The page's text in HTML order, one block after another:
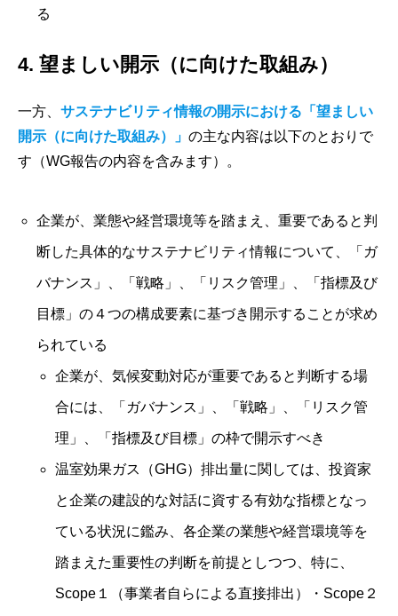
る
4. 望ましい開示（に向けた取組み）
一方、 サステナビリティ情報の開示における「望ましい
開示（に向けた取組み）」 の主な内容は以下のとおりで
す（WG報告の内容を含みます）。
企業が、業態や経営環境等を踏まえ、重要であると判
断した具体的なサステナビリティ情報について、「ガ
バナンス」、「戦略」、「リスク管理」、「指標及び
目標」の４つの構成要素に基づき開示することが求め
られている
企業が、気候変動対応が重要であると判断する場
合には、「ガバナンス」、「戦略」、「リスク管
理」、「指標及び目標」の枠で開示すべき
温室効果ガス（GHG）排出量に関しては、投資家
と企業の建設的な対話に資する有効な指標となっ
ている状況に鑑み、各企業の業態や経営環境等を
踏まえた重要性の判断を前提としつつ、特に、
Scope１（事業者自らによる直接排出）・Scope２